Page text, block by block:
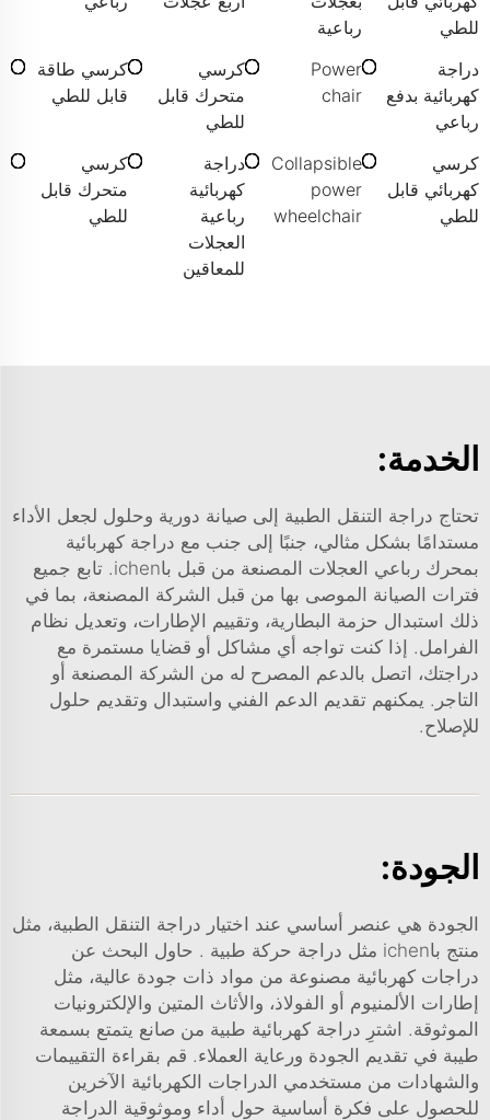
للطي
رباعية
دراجة
كهربائية بدفع
رباعي
Power
chair
كرسي
متحرك قابل
للطي
كرسي طاقة
قابل للطي
كرسي
كهربائي قابل
للطي
Collapsible
power
wheelchair
دراجة
كهربائية
رباعية
العجلات
للمعاقين
كرسي
متحرك قابل
للطي
الخدمة:
تحتاج دراجة التنقل الطبية إلى صيانة دورية وحلول لجعل الأداء
مستدامًا بشكل مثالي، جنبًا إلى جنب مع دراجة كهربائية
بمحرك رباعي العجلات
المصنعة من قبل باichen. تابع جميع
فترات الصيانة الموصى بها من قبل الشركة المصنعة، بما في
ذلك استبدال حزمة البطارية، وتقييم الإطارات، وتعديل نظام
الفرامل. إذا كنت تواجه أي مشاكل أو قضايا مستمرة مع
دراجتك، اتصل بالدعم المصرح له من الشركة المصنعة أو
التاجر. يمكنهم تقديم الدعم الفني واستبدال وتقديم حلول
للإصلاح.
الجودة:
الجودة هي عنصر أساسي عند اختيار دراجة التنقل الطبية، مثل
منتج باichen مثل
دراجة حركة طبية . حاول البحث عن
دراجات كهربائية مصنوعة من مواد ذات جودة عالية، مثل
إطارات الألمنيوم أو الفولاذ، والأثاث المتين والإلكترونيات
الموثوقة. اشترِ دراجة كهربائية طبية من صانع يتمتع بسمعة
طيبة في تقديم الجودة ورعاية العملاء. قم بقراءة التقييمات
والشهادات من مستخدمي الدراجات الكهربائية الآخرين
للحصول على فكرة أساسية حول أداء وموثوقية الدراجة